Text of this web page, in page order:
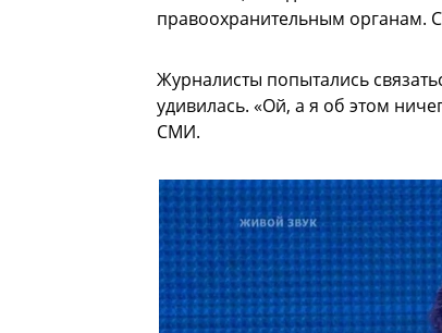
правоохранительным органам.
Журналисты попытались
удивилась. «Ой, а я об этом
СМИ.